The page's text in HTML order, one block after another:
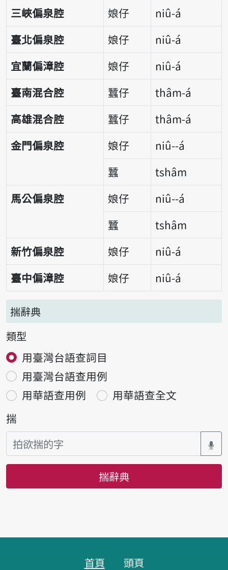
三峽偏泉腔
娘仔
niû-á
臺北偏泉腔
娘仔
niû-á
宜蘭偏漳腔
娘仔
niû-á
臺南混合腔
蠶仔
thâm-á
高雄混合腔
蠶仔
thâm-á
金門偏泉腔
娘仔
niû--á
蠶
tshâm
馬公偏泉腔
娘仔
niû--á
蠶
tshâm
新竹偏泉腔
娘仔
niû-á
臺中偏漳腔
娘仔 niû-á
揣辭典
類型
用臺灣台語查詞目
用臺灣台語查用例
用華語查用例
用華語查全文
揣
揣辭典
首頁 頭頁